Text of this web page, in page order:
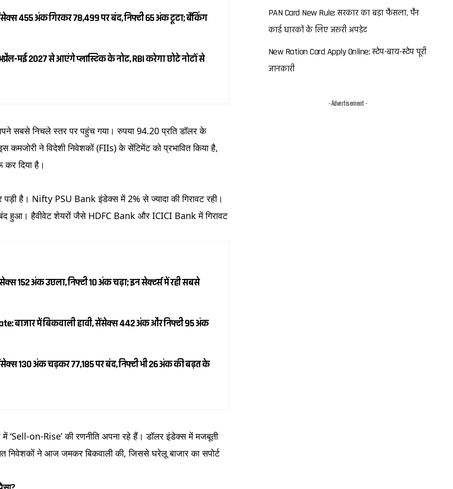
455 अंक गिरकर 78,499 पर बंद, निफ्टी 65 अंक टूटा; बैंकिंग
मई 2027 से आएंगे प्लास्टिक के नोट, RBI करेगा छोटे नोटों से
सबसे निचले स्तर पर पहुंच गया। रुपया 94.20 प्रति डॉलर के
कमजोरी ने विदेशी निवेशकों (FIIs) के सेंटिमेंट को प्रभावित किया है,
दिया है।
है। Nifty PSU Bank इंडेक्स में 2% से ज्यादा की गिरावट रही।
हुआ। हैवीवेट शेयरों जैसे HDFC Bank और ICICI Bank में गिरावट
152 अंक उछला, निफ्टी 10 अंक चढ़ा; इन सेक्टर्स में रही सबसे
बाजार में बिकवाली हावी, सेंसेक्स 442 अंक और निफ्टी 95 अंक
130 अंक चढ़कर 77,185 पर बंद, निफ्टी भी 26 अंक की बढ़त के
में ‘Sell-on-Rise’ की रणनीति अपना रहे हैं। डॉलर इंडेक्स में मजबूती
निवेशकों ने आज जमकर बिकवाली की, जिससे घरेलू बाजार का सपोर्ट
PAN Card New Rule: सरकार का बड़ा फैसला, पैन
कार्ड धारकों के लिए जरूरी अपडेट
New Ration Card Apply Online: स्टेप-बाय-स्टेप पूरी
जानकारी
- Advertisement -